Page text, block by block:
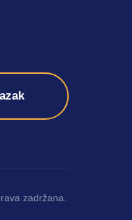
zadržana.